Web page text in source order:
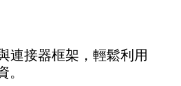
連接器框架，輕鬆利用